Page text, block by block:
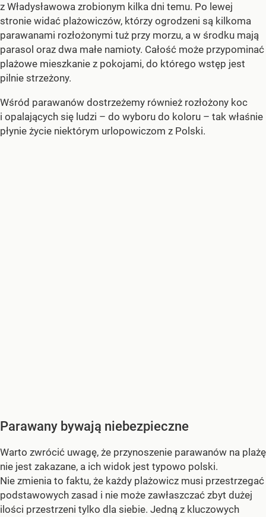
z Władysławowa zrobionym kilka dni temu. Po lewej
stronie widać plażowiczów, którzy ogrodzeni są kilkoma
parawanami rozłożonymi tuż przy morzu, a w środku mają
parasol oraz dwa małe namioty. Całość może przypominać
plażowe mieszkanie z pokojami, do którego wstęp jest
pilnie strzeżony.
Wśród parawanów dostrzeżemy również rozłożony koc
i opalających się ludzi – do wyboru do koloru – tak właśnie
płynie życie niektórym urlopowiczom z Polski.
Parawany bywają niebezpieczne
Warto zwrócić uwagę, że przynoszenie parawanów na plażę
nie jest zakazane, a ich widok jest typowo polski.
Nie zmienia to faktu, że każdy plażowicz musi przestrzegać
podstawowych zasad i nie może zawłaszczać zbyt dużej
ilości przestrzeni tylko dla siebie. Jedną z kluczowych